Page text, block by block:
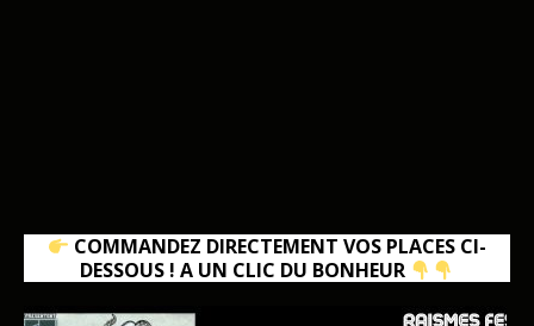
COMMANDEZ DIRECTEMENT VOS PLACES CI-
DESSOUS ! A UN CLIC DU BONHEUR